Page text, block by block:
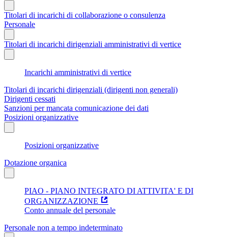
Titolari di incarichi di collaborazione o consulenza
Personale
Titolari di incarichi dirigenziali amministrativi di vertice
Incarichi amministrativi di vertice
Titolari di incarichi dirigenziali (dirigenti non generali)
Dirigenti cessati
Sanzioni per mancata comunicazione dei dati
Posizioni organizzative
Posizioni organizzative
Dotazione organica
PIAO - PIANO INTEGRATO DI ATTIVITA' E DI
ORGANIZZAZIONE
Conto annuale del personale
Personale non a tempo indeterminato